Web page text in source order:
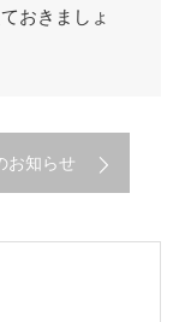
おきましょ
お知らせ